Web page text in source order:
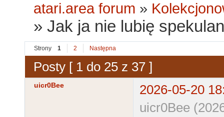
atari.area forum »
»Jak ja nie lubię
Strony 1 2 Następna
Posty [ 1 do 25 z 37 ]
uicr0Bee
2026-05-20
uicr0Bee